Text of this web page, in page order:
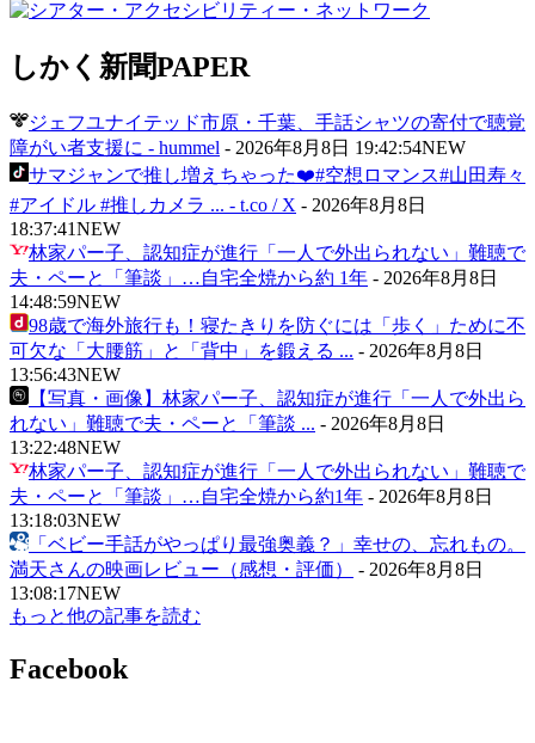
しかく新聞PAPER
ジェフユナイテッド市原・千葉、手話シャツの寄付で聴覚
障がい者支援に - hummel - 2026年8月8日 19:42:54NEW
サマジャンで推し増えちゃった❤️#空想ロマンス#山田寿々
#アイドル #推しカメラ ... - t.co / X - 2026年8月8日
18:37:41NEW
林家パー子、認知症が進行「一人で外出られない」難聴で
夫・ペーと「筆談」…自宅全焼から約 1年 - 2026年8月8日
14:48:59NEW
98歳で海外旅行も！寝たきりを防ぐには「歩く」ために不
可欠な「大腰筋」と「背中」を鍛える ... - 2026年8月8日
13:56:43NEW
【写真・画像】林家パー子、認知症が進行「一人で外出ら
れない」難聴で夫・ペーと「筆談 ... - 2026年8月8日
13:22:48NEW
林家パー子、認知症が進行「一人で外出られない」難聴で
夫・ペーと「筆談」…自宅全焼から約1年 - 2026年8月8日
13:18:03NEW
「ベビー手話がやっぱり最強奥義？」幸せの、忘れもの。
満天さんの映画レビュー（感想・評価）
- 2026年8月8日
13:08:17NEW
もっと他の記事を読む
Facebook